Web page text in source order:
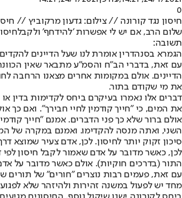
0
חיסון נגד קורונה // צילום: גדעון מרקוביץ //
שלום הרב, אם יש לי אפשרות 'להידחף' ולקבל
תשובה:
הגמרא בסנהדרין אומרת לנו שעל הדיינים
עם זאת, בדברי הב"ח והסמ"ע מתבאר שאין
הדיינים. אולם במקומות אחרים מצאנו הרחבה
את מי שקודם בתור.
דברים אלו נאמרו בעיקרם ביחס לקדימות בדין
את המים, כי "חייך קודמין לחיי חבירך". ואם כך
אולם ברור שלא כך פני הדברים. אמנם "חייך
השני, ואתה מנסה להקדימו. ואמנם במקרה של
סיכון זקוק יותר לחיסון. לכן, אדם צעיר
לכן, כאשר מדובר על אדם שאמור לקבל חיסון
התור (בדרכים חוקיות). אולם כאשר מדובר על
עם זאת, פעמים רבות נוצרים "חורים" של תורים
מחד יש לפעול במשנה זהירות ולהיזהר שלא